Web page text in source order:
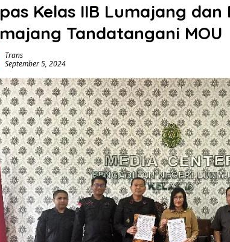
Kelas IIB Lumajang
Tandatangani MOU
Trans
September 5, 2024